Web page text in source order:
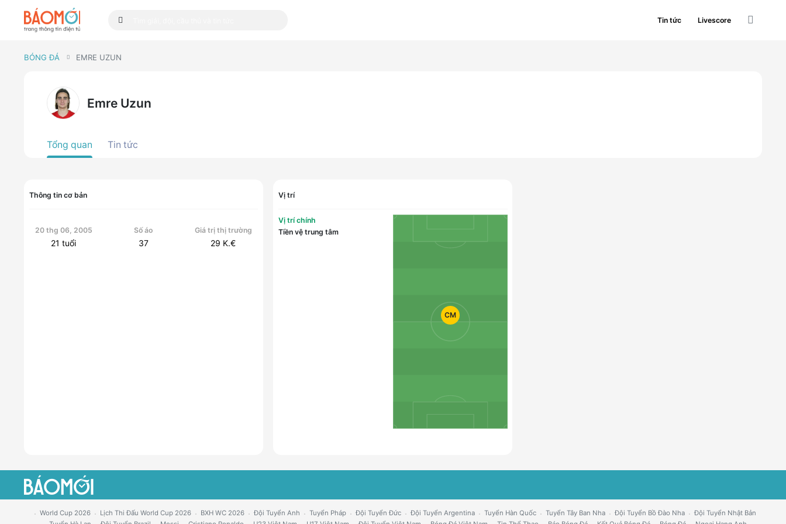
Tin tức Livescore
BÓNG ĐÁ EMRE UZUN
Emre Uzun
Tổng quan Tin tức
Thông tin cơ bản
20 thg 06, 2005
21 tuổi
Số áo
37
Giá trị thị trường
29 K.€
Vị trí
Vị trí chính
Tiền vệ trung tâm
CM
World Cup 2026 Lịch Thi Đấu World Cup 2026 BXH WC 2026 Đội Tuyển Anh Tuyển Pháp Đội Tuyển Đức Đội Tuyển Argentina Tuyển Hàn Quốc Tuyển Tây Ban Nha Đội Tuyển Bồ Đào Nha
Đội Tuyển Nhật Bản